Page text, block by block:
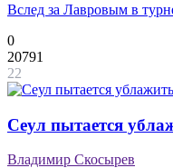
Вслед за Лавровым в
0
20791
22
Cеул пытается
Владимир Скосырев